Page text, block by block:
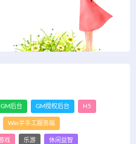
GM后台 GM授权后台 H5
Win半手工服务端
戏 乐游 休闲益智